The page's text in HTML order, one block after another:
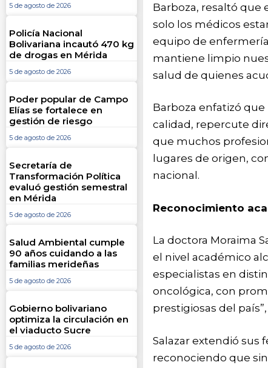
5 de agosto de 2026
Policía Nacional
Bolivariana incautó 470 kg
de drogas en Mérida
5 de agosto de 2026
Poder popular de Campo
Elías se fortalece en
gestión de riesgo
5 de agosto de 2026
Secretaría de
Transformación Política
evaluó gestión semestral
en Mérida
5 de agosto de 2026
Salud Ambiental cumple
90 años cuidando a las
familias merideñas
5 de agosto de 2026
Gobierno bolivariano
optimiza la circulación en
el viaducto Sucre
5 de agosto de 2026
Barboza, resaltó que
solo los médicos
equipo de
mantiene limpio
salud de quienes
Barboza enfatizó
calidad, repercute
que muchos
lugares de origen,
nacional.
Reconocimiento
La doctora Moraima
el nivel académico
especialistas en
oncológica, con
prestigiosas del
Salazar extendió sus
reconociendo que